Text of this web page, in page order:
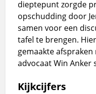
dieptepunt zorgde
opschudding door
samen voor een
tafel te brengen.
gemaakte afspraken
advocaat Win Anker
Kijkcijfers